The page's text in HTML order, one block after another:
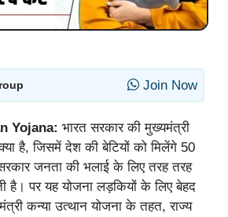
Join Now
Yojana: भारत सरकार की मुख्यमंत्री
है, जिसमें देश की बेटियों को मिलेंगे 50
जनता की भलाई के लिए तरह तरह
है। पर यह योजना लड़कियों के लिए बेहद
कन्या उत्थान योजना के तहत, राज्य